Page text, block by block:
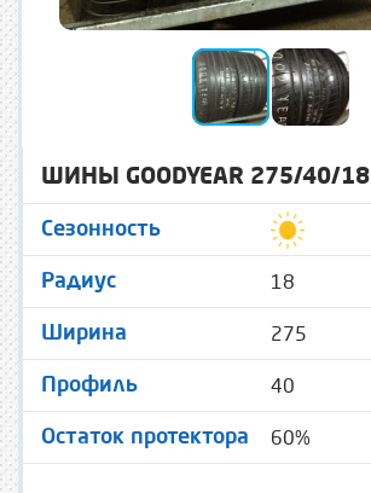
ШИНЫ GOODYEAR 275/40/18
Сезонность
Радиус 18
Ширина 275
Профиль 40
Остаток протектора 60%